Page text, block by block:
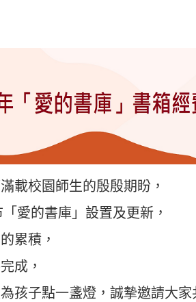
載校園師生的殷殷期盼，
愛的書庫」設置及更新，
累積，
成，
孩子點一盞燈，誠摯邀請大家